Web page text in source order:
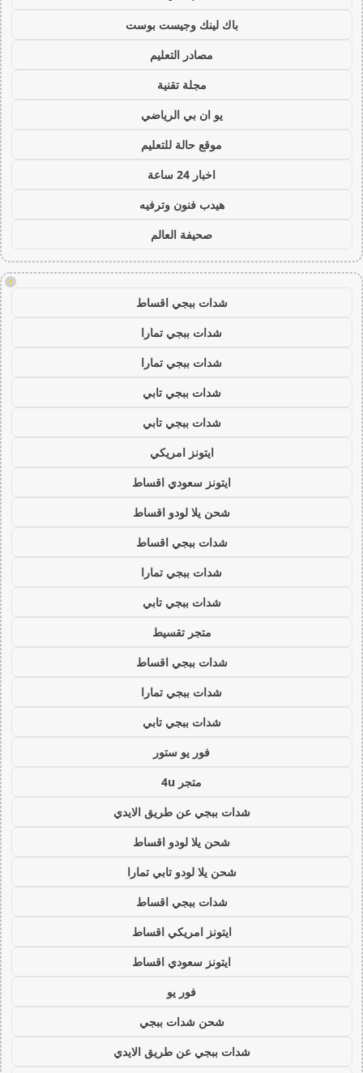
باك لينك وجيست بوست
مصادر التعليم
مجلة تقنية
يو ان بي الرياضي
موقع حالة للتعليم
اخبار 24 ساعة
هيدب فنون وترفيه
صحيفة العالم
!
شدات ببجي اقساط
شدات ببجي تمارا
شدات ببجي تمارا
شدات ببجي تابي
شدات ببجي تابي
ايتونز امريكي
ايتونز سعودي اقساط
شحن يلا لودو اقساط
شدات ببجي اقساط
شدات ببجي تمارا
شدات ببجي تابي
متجر تقسيط
شدات ببجي اقساط
شدات ببجي تمارا
شدات ببجي تابي
فور يو ستور
متجر 4u
شدات ببجي عن طريق الايدي
شحن يلا لودو اقساط
شحن يلا لودو تابي تمارا
شدات ببجي اقساط
ايتونز امريكي اقساط
ايتونز سعودي اقساط
فور يو
شحن شدات ببجي
شدات ببجي عن طريق الايدي